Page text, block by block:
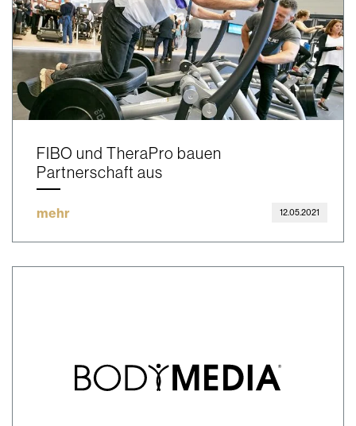
FIBO und TheraPro bauen
Partnerschaft aus
mehr 12.05.2021